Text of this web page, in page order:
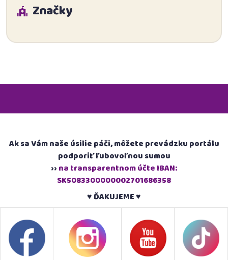
Značky
Ak sa Vám naše úsilie páči, môžete prevádzku portálu
podporiť ľubovoľnou sumou
›› na transparentnom účte IBAN:
SK5083300000002701686358
♥ ĎAKUJEME ♥